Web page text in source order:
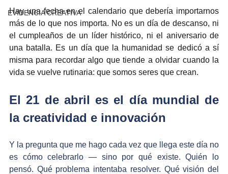
EVIDENCIA CREATIVA
Hay una fecha en el calendario que debería importarnos
más de lo que nos importa. No es un día de descanso, ni
el cumpleaños de un líder histórico, ni el aniversario de
una batalla. Es un día que la humanidad se dedicó a sí
misma para recordar algo que tiende a olvidar cuando la
vida se vuelve rutinaria: que somos seres que crean.
El 21 de abril es el día mundial de
la creatividad e innovación
Y la pregunta que me hago cada vez que llega este día no
es cómo celebrarlo — sino por qué existe. Quién lo
pensó. Qué problema intentaba resolver. Qué visión del